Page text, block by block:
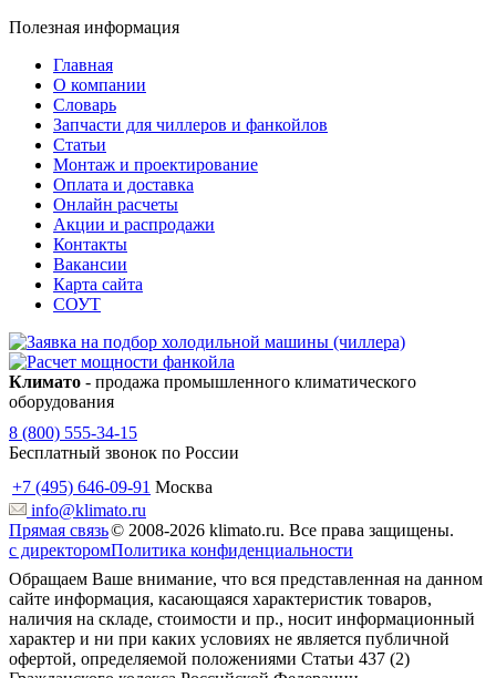
Полезная информация
Главная
О компании
Словарь
Запчасти для чиллеров и фанкойлов
Статьи
Монтаж и проектирование
Оплата и доставка
Онлайн расчеты
Акции и распродажи
Контакты
Вакансии
Карта сайта
СОУТ
Климато - продажа промышленного климатического
оборудования
8 (800) 555-34-15
Бесплатный звонок по России
+7 (495) 646-09-91 Москва
info@klimato.ru
Прямая связь
с директором
© 2008-2026 klimato.ru. Все права защищены.
Политика конфиденциальности
Обращаем Ваше внимание, что вся представленная на данном
сайте информация, касающаяся характеристик товаров,
наличия на складе, стоимости и пр., носит информационный
характер и ни при каких условиях не является публичной
офертой, определяемой положениями Статьи 437 (2)